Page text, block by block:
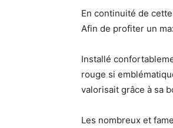
En continuité de
Afin de profiter un
Installé
rouge si
valorisait grâce à sa
Les nombreux et